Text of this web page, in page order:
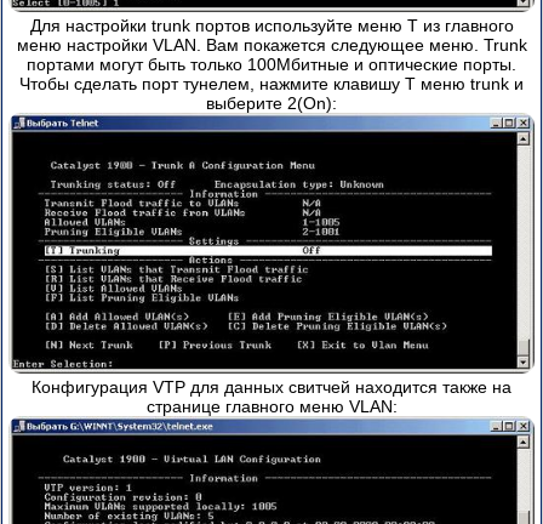
Для настройки trunk портов используйте меню T из главного
меню настройки VLAN. Вам покажется следующее меню. Trunk
портами могут быть только 100Мбитные и оптические порты.
Чтобы сделать порт тунелем, нажмите клавишу T меню trunk и
выберите 2(On):
Конфигурация VTP для данных свитчей находится также на
странице главного меню VLAN: